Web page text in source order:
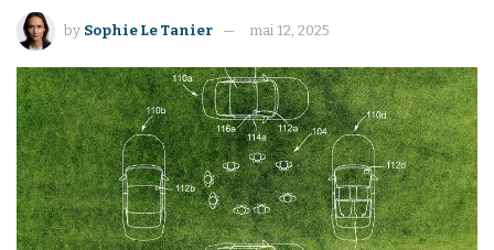
by Sophie Le Tanier mai 12, 2025